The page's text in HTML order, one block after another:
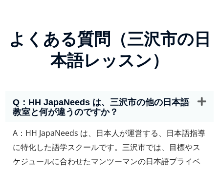
よくある質問（三沢市の日
本語レッスン）
Q：HH JapaNeeds は、三沢市の他の日本語
教室と何が違うのですか？
A：HH JapaNeeds は、日本人が運営する、日本語指導
に特化した語学スクールです。三沢市では、目標やス
ケジュールに合わせたマンツーマンの日本語プライベ